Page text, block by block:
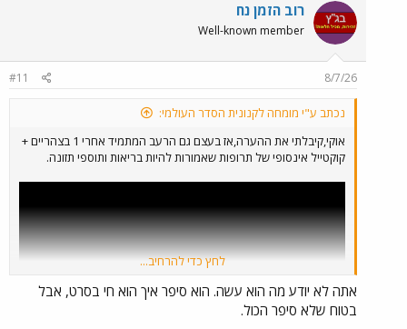
רוב הזמן נח
Well-known member
8/7/26
#11
נכתב ע"י מומחה לקנונית הסדר העולמי:
אוקי,קיבלתי את ההערה,אז בעצם גם הרעב המתמיד אחרי 1 בצהריים +
קוקטייל אינסופי של תרופות שאמורות להיות בריאות ותוספי תזונה.
לחץ כדי להרחיב...
אתה לא יודע מה הוא עשה. הוא סיפר איך הוא חי בסרט, אבל
בטוח שלא סיפר הכול.